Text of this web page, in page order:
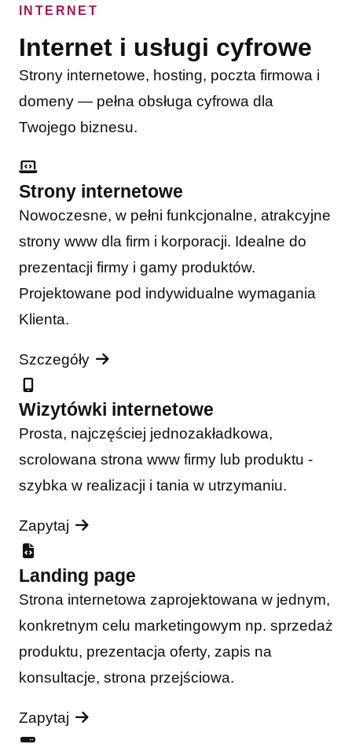
INTERNET
Internet i usługi cyfrowe
Strony internetowe, hosting, poczta firmowa i
domeny — pełna obsługa cyfrowa dla
Twojego biznesu.
Strony internetowe
Nowoczesne, w pełni funkcjonalne, atrakcyjne
strony www dla firm i korporacji. Idealne do
prezentacji firmy i gamy produktów.
Projektowane pod indywidualne wymagania
Klienta.
Szczegóły
Wizytówki internetowe
Prosta, najczęściej jednozakładkowa,
scrolowana strona www firmy lub produktu -
szybka w realizacji i tania w utrzymaniu.
Zapytaj
Landing page
Strona internetowa zaprojektowana w jednym,
konkretnym celu marketingowym np. sprzedaż
produktu, prezentacja oferty, zapis na
konsultacje, strona przejściowa.
Zapytaj